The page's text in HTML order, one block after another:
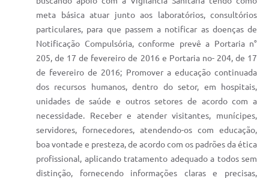
meta básica atuar junto aos laboratórios, consultórios
particulares, para que passem a notificar as doenças de
Notificação Compulsória, conforme prevê a Portaria n°
205, de 17 de fevereiro de 2016 e Portaria no- 204, de 17
de fevereiro de 2016; Promover a educação continuada
dos recursos humanos, dentro do setor, em hospitais,
unidades de saúde e outros setores de acordo com a
necessidade. Receber e atender visitantes, munícipes,
servidores, fornecedores, atendendo-os com educação,
boa vontade e presteza, de acordo com os padrões da ética
profissional, aplicando tratamento adequado a todos sem
distinção, fornecendo informações claras e precisas,